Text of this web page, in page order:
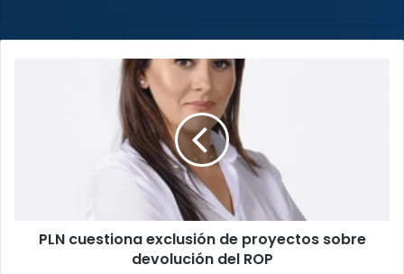
PLN cuestiona exclusión de proyectos sobre
devolución del ROP